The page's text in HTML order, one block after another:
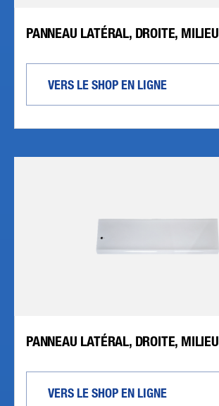
PANNEAU LATÉRAL, DROITE, MILIEU
VERS LE SHOP EN LIGNE
PANNEAU LATÉRAL, DROITE, MILIEU
VERS LE SHOP EN LIGNE